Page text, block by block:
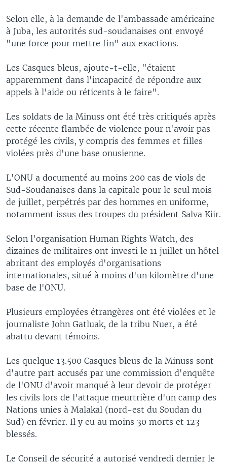
Selon elle, à la demande de l'ambassade américaine
à Juba, les autorités sud-soudanaises ont envoyé
"une force pour mettre fin" aux exactions.
Les Casques bleus, ajoute-t-elle, "étaient
apparemment dans l'incapacité de répondre aux
appels à l'aide ou réticents à le faire".
Les soldats de la Minuss ont été très critiqués après
cette récente flambée de violence pour n'avoir pas
protégé les civils, y compris des femmes et filles
violées près d'une base onusienne.
L'ONU a documenté au moins 200 cas de viols de
Sud-Soudanaises dans la capitale pour le seul mois
de juillet, perpétrés par des hommes en uniforme,
notamment issus des troupes du président Salva Kiir.
Selon l'organisation Human Rights Watch, des
dizaines de militaires ont investi le 11 juillet un hôtel
abritant des employés d'organisations
internationales, situé à moins d'un kilomètre d'une
base de l'ONU.
Plusieurs employées étrangères ont été violées et le
journaliste John Gatluak, de la tribu Nuer, a été
abattu devant témoins.
Les quelque 13.500 Casques bleus de la Minuss sont
d'autre part accusés par une commission d'enquête
de l'ONU d'avoir manqué à leur devoir de protéger
les civils lors de l'attaque meurtrière d'un camp des
Nations unies à Malakal (nord-est du Soudan du
Sud) en février. Il y eu au moins 30 morts et 123
blessés.
Le Conseil de sécurité a autorisé vendredi dernier le